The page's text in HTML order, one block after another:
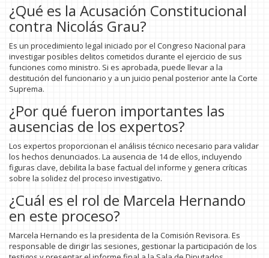
¿Qué es la Acusación Constitucional
contra Nicolás Grau?
Es un procedimiento legal iniciado por el Congreso Nacional para
investigar posibles delitos cometidos durante el ejercicio de sus
funciones como ministro. Si es aprobada, puede llevar a la
destitución del funcionario y a un juicio penal posterior ante la Corte
Suprema.
¿Por qué fueron importantes las
ausencias de los expertos?
Los expertos proporcionan el análisis técnico necesario para validar
los hechos denunciados. La ausencia de 14 de ellos, incluyendo
figuras clave, debilita la base factual del informe y genera críticas
sobre la solidez del proceso investigativo.
¿Cuál es el rol de Marcela Hernando
en este proceso?
Marcela Hernando es la presidenta de la Comisión Revisora. Es
responsable de dirigir las sesiones, gestionar la participación de los